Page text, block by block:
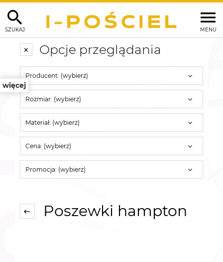
MENU
SZUKAJ
więcej
Opcje przeglądania
Producent: (wybierz)
Rozmiar: (wybierz)
Materiał: (wybierz)
Cena: (wybierz)
Promocja: (wybierz)
Poszewki hampton